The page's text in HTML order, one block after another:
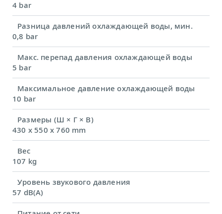
4 bar
Разница давлений охлаждающей воды, мин.
0,8 bar
Макс. перепад давления охлаждающей воды
5 bar
Максимальное давление охлаждающей воды
10 bar
Размеры (Ш × Г × В)
430 x 550 x 760 mm
Вес
107 kg
Уровень звукового давления
57 dB(A)